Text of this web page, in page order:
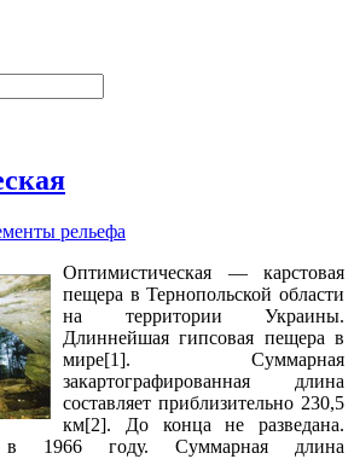
рельефа
Оптимистическая — карстовая
пещера в Тернопольской области
на территории Украины.
Длиннейшая гипсовая пещера в
мире[1]. Суммарная
закартографированная длина
составляет приблизительно 230,5
км[2]. До конца не разведана.
1966 году. Суммарная длина